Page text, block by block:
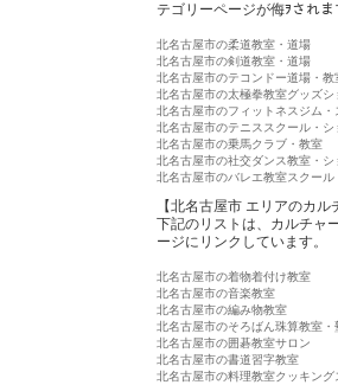
テゴリーページが侮ｦされま
北名古屋市の柔道教室・道場
北名古屋市の剣道教室・道場
北名古屋市のテコンドー道場・教
北名古屋市の太極拳教室グッズシ
北名古屋市のフィットネスジム・
北名古屋市のテニススクール・シ
北名古屋市の乗馬クラブ・教室
北名古屋市の社交ダンス教室・シ
北名古屋市のバレエ教室スクール
【北名古屋市 エリアのカ
下記のリストは、カルチャ
ージにリンクしています。
北名古屋市の着物着付け教室
北名古屋市の音楽教室
北名古屋市の編み物教室
北名古屋市のそろばん珠算教室・
北名古屋市の囲碁教室サロン
北名古屋市の書道習字教室
北名古屋市の料理教室クッキング